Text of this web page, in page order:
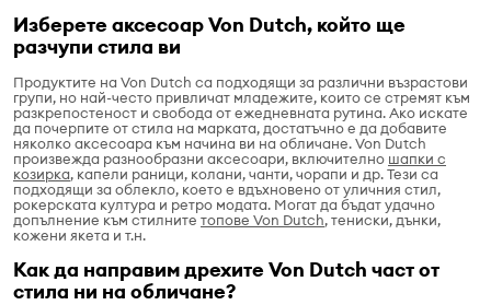
Изберете аксесоар Von Dutch, който ще
разчупи стила ви
Продуктите на Von Dutch са подходящи за различни възрастови
групи, но най-често привличат младежите, които се стремят към
разкрепостеност и свобода от ежедневната рутина. Ако искате
да почерпите от стила на марката, достатъчно е да добавите
няколко аксесоара към начина ви на обличане. Von Dutch
произвежда разнообразни аксесоари, включително шапки с
козирка, капели раници, колани, чанти, чорапи и др. Тези са
подходящи за облекло, което е вдъхновено от уличния стил,
рокерската култура и ретро модата. Могат да бъдат удачно
допълнение към стилните топове Von Dutch, тениски, дънки,
кожени якета и т.н.
Как да направим дрехите Von Dutch част от
стила ни на обличане?